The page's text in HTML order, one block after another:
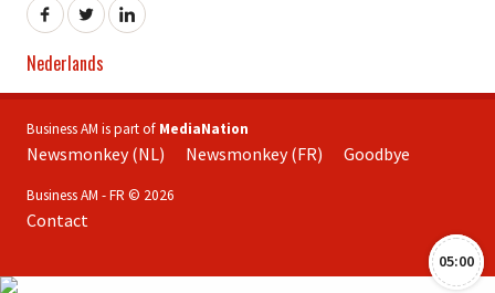
05:00
Nederlands
Business AM is part of MediaNation
Newsmonkey (NL) Newsmonkey (FR) Goodbye
Business AM - FR © 2026
Contact